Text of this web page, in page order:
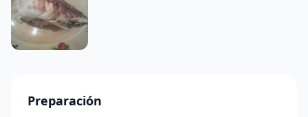
Preparación